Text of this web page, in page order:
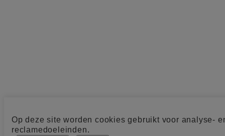
Op deze site worden cookies gebruikt voor analyse-
reclamedoeleinden.